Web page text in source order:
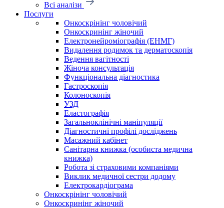
Всі аналізи
Послуги
Онкоскрінінг чоловічий
Онкоскринінг жіночий
Електронейроміографія (ЕНМГ)
Видалення родимок та дерматоскопія
Ведення вагітності
Жіноча консультація
Функціональна діагностика
Гастроскопія
Колоноскопія
УЗД
Еластографія
Загальноклінічні маніпуляції
Діагностичні профілі досліджень
Масажний кабінет
Санітарна книжка (особиста медична
книжка)
Робота зі страховими компаніями
Виклик медичної сестри додому
Електрокардіограма
Онкоскрінінг чоловічий
Онкоскринінг жіночий